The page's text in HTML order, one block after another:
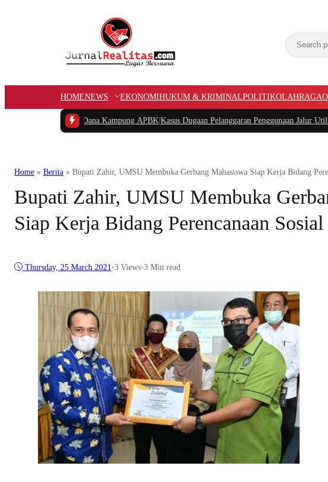
HOMENEWS EKONOMIHUKUM & KRIMINALPOLITIKOLAHRAGA
Dana Kampung APBK|Kasus Dugaan Pelanggaran Penggunaan Jalur Utilitas Jababeka
Home » Berita » Bupati Zahir, UMSU Membuka Gerbang Mahasiswa Siap Kerja Bidang
Bupati Zahir, UMSU Membuka
Siap Kerja Bidang Perencanaan Sosial
Thursday, 25 March 2021 •3 Views•3 Min read